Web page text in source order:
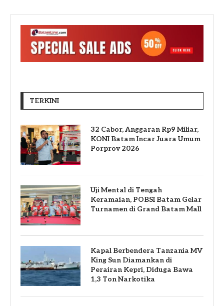
TERKINI
32 Cabor, Anggaran Rp9 Miliar,
KONI Batam Incar Juara Umum
Porprov 2026
Uji Mental di Tengah
Keramaian, POBSI Batam Gelar
Turnamen di Grand Batam Mall
Kapal Berbendera Tanzania MV
King Sun Diamankan di
Perairan Kepri, Diduga Bawa
1,3 Ton Narkotika